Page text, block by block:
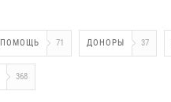
ПОМОЩЬ 71 ДОНОРЫ 37
368